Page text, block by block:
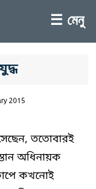
☰ মেনু
2015
ততোবারই
অধিনায়ক
কখনোই